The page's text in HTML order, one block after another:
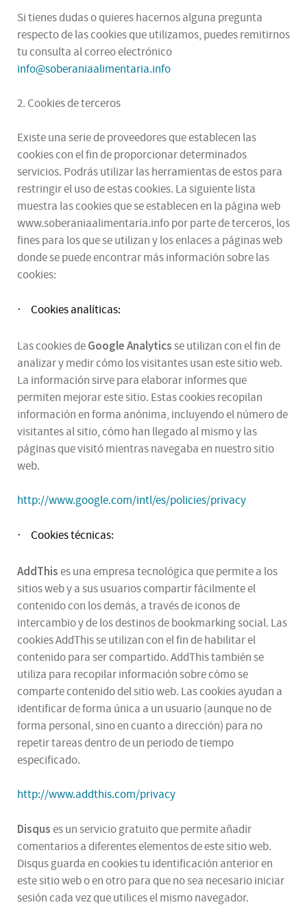
Si tienes dudas o quieres hacernos alguna pregunta
respecto de las cookies que utilizamos, puedes remitirnos
tu consulta al correo electrónico
info@soberaniaalimentaria.info
2. Cookies de terceros
Existe una serie de proveedores que establecen las
cookies con el fin de proporcionar determinados
servicios. Podrás utilizar las herramientas de estos para
restringir el uso de estas cookies. La siguiente lista
muestra las cookies que se establecen en la página web
www.soberaniaalimentaria.info por parte de terceros, los
fines para los que se utilizan y los enlaces a páginas web
donde se puede encontrar más información sobre las
cookies:
· Cookies analíticas:
Las cookies deGoogle Analyticsse utilizan con el fin de
analizar y medir cómo los visitantes usan este sitio web.
La información sirve para elaborar informes que
permiten mejorar este sitio. Estas cookies recopilan
información en forma anónima, incluyendo el número de
visitantes al sitio, cómo han llegado al mismo y las
páginas que visitó mientras navegaba en nuestro sitio
web.
http://www.google.com/intl/es/policies/privacy
· Cookies técnicas:
AddThises una empresa tecnológica que permite a los
sitios web y a sus usuarios compartir fácilmente el
contenido con los demás, a través de iconos de
intercambio y de los destinos de bookmarking social. Las
cookies AddThis se utilizan con el fin de habilitar el
contenido para ser compartido. AddThis también se
utiliza para recopilar información sobre cómo se
comparte contenido del sitio web. Las cookies ayudan a
identificar de forma única a un usuario (aunque no de
forma personal, sino en cuanto a dirección) para no
repetir tareas dentro de un periodo de tiempo
especificado.
http://www.addthis.com/privacy
Disquses un servicio gratuito que permite añadir
comentarios a diferentes elementos de este sitio web.
Disqus guarda en cookies tu identificación anterior en
este sitio web o en otro para que no sea necesario iniciar
sesión cada vez que utilices el mismo navegador.